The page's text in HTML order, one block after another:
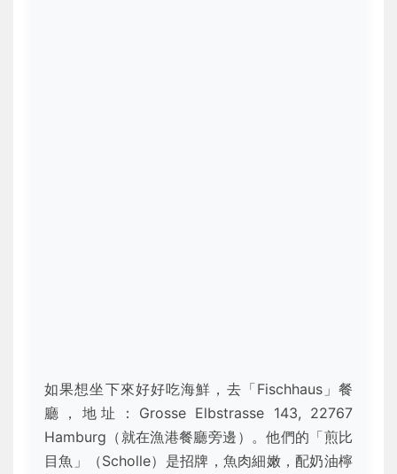
如果想坐下來好好吃海鮮，去「Fischhaus」餐
廳，地址：Grosse Elbstrasse 143, 22767
Hamburg（就在漁港餐廳旁邊）。他們的「煎比
目魚」（Scholle）是招牌，魚肉細嫩，配奶油檸